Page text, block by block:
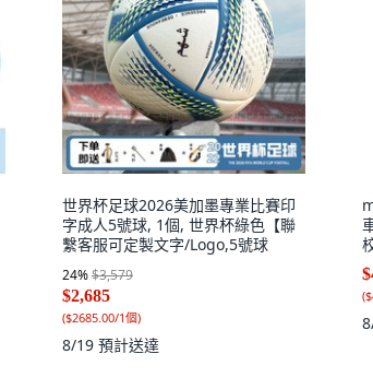
世界杯足球2026美加墨專業比賽印
字成人5號球, 1個, 世界杯綠色【聯
繫客服可定製文字/Logo,5號球
24%$3,579
$2,685
($2685.00/1個)
8/19 預計送達
(